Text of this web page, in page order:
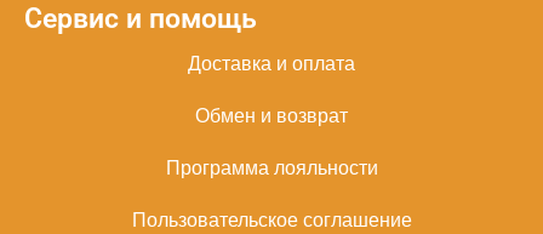
Сервис и помощь
Доставка и оплата
Обмен и возврат
Программа лояльности
Пользовательское соглашение